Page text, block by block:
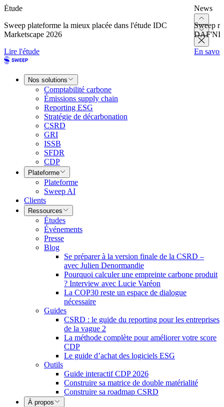
Étude
Sweep plateforme la mieux placée dans l'étude IDC
Marketscape 2026
Lire l'étude
News
Sweep
En
Nos solutions
Comptabilité carbone
Émissions supply chain
Reporting ESG
Stratégie de décarbonation
CSRD
GRI
ISSB
SFDR
CDP
Plateforme
Plateforme
Sweep AI
Clients
Ressources
Études
Événements
Presse
Blog
Se préparer à la version finale de la CSRD –
avec Julien Denormandie
Pourquoi calculer une empreinte carbone produit
? Interview avec Lucie Varéon
La COP30 reste un espace de dialogue
nécessaire
Guides
CSRD : le guide du reporting pour les entreprises
de la vague 2
La méthode complète pour améliorer votre score
CDP
Le guide d’achat des logiciels ESG
Outils
Guide interactif CDP 2026
Construire sa matrice de double matérialité
Construire sa roadmap CSRD
À propos